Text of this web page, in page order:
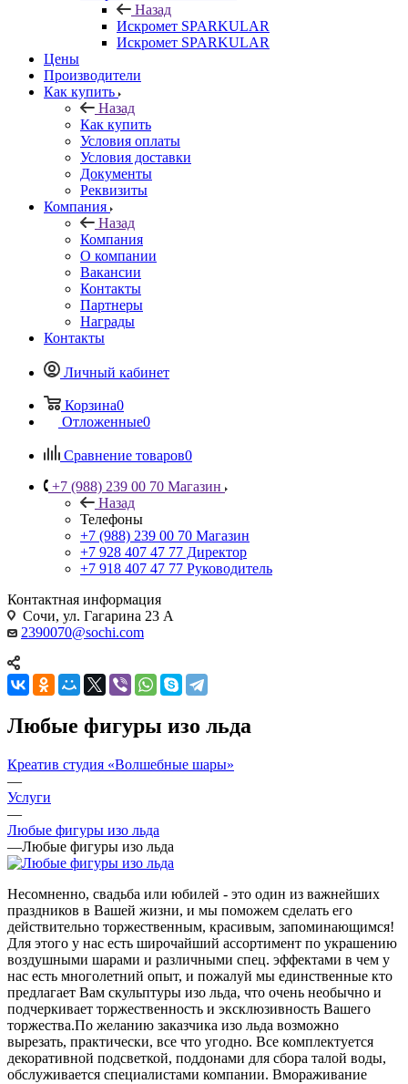
Назад
Искромет SPARKULAR
Искромет SPARKULAR
Цены
Производители
Как купить
Назад
Как купить
Условия оплаты
Условия доставки
Документы
Реквизиты
Компания
Назад
Компания
О компании
Вакансии
Контакты
Партнеры
Награды
Контакты
Личный кабинет
Корзина0
Отложенные0
Сравнение товаров0
+7 (988) 239 00 70 Магазин
Назад
Телефоны
+7 (988) 239 00 70 Магазин
+7 928 407 47 77 Директор
+7 918 407 47 77 Руководитель
Контактная информация
Сочи, ул. Гагарина 23 А
2390070@sochi.com
Любые фигуры изо льда
Креатив студия «Волшебные шары»
—
Услуги
—
Любые фигуры изо льда
—Любые фигуры изо льда
Несомненно, свадьба или юбилей - это один из важнейших
праздников в Вашей жизни, и мы поможем сделать его
действительно торжественным, красивым, запоминающимся!
Для этого у нас есть широчайший ассортимент по украшению
воздушными шарами и различными спец. эффектами в чем у
нас есть многолетний опыт, и пожалуй мы единственные кто
предлагает Вам скульптуры изо льда, что очень необычно и
подчеркивает торжественность и эксклюзивность Вашего
торжества.По желанию заказчика изо льда возможно
вырезать, практически, все что угодно. Все комплектуется
декоративной подсветкой, поддонами для сбора талой воды,
обслуживается специалистами компании. Вмораживание